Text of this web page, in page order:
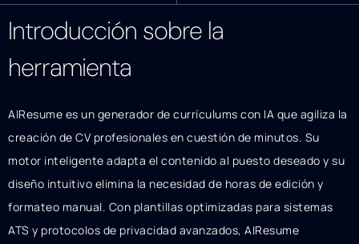
Introducción sobre la
herramienta
AIResume es un generador de currículums con IA que agiliza la
creación de CV profesionales en cuestión de minutos. Su
motor inteligente adapta el contenido al puesto deseado y su
diseño intuitivo elimina la necesidad de horas de edición y
formateo manual. Con plantillas optimizadas para sistemas
ATS y protocolos de privacidad avanzados, AIResume